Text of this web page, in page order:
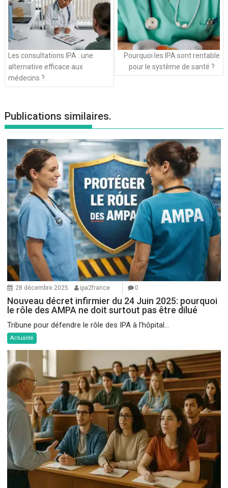
Les consultations IPA : une
alternative efficace aux
médecins ?
Pourquoi les IPA sont rentable
pour le système de santé ?
Publications similaires.
28 décembre 2025 ipa2france 0
Nouveau décret infirmier du 24 Juin 2025: pourquoi
le rôle des AMPA ne doit surtout pas être dilué
Tribune pour défendre le rôle des IPA à l’hôpital...
Actualité